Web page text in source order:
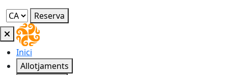
Reserva
Inici
Allotjaments